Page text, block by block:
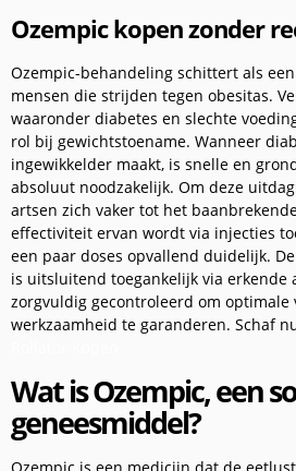
Ozempic kopen zonder
Ozempic-behandeling schittert als
mensen die strijden tegen obesitas.
waaronder diabetes en slechte
rol bij gewichtstoename. Wanneer
ingewikkelder maakt, is snelle en
absoluut noodzakelijk. Om deze
artsen zich vaker tot het
effectiviteit ervan wordt via injecties
een paar doses opvallend duidelijk.
is uitsluitend toegankelijk via erkende
zorgvuldig gecontroleerd om optimale
werkzaamheid te garanderen. Schaf
Wat is Ozempic, een
geneesmiddel?
Ozempic is een medicijn dat de